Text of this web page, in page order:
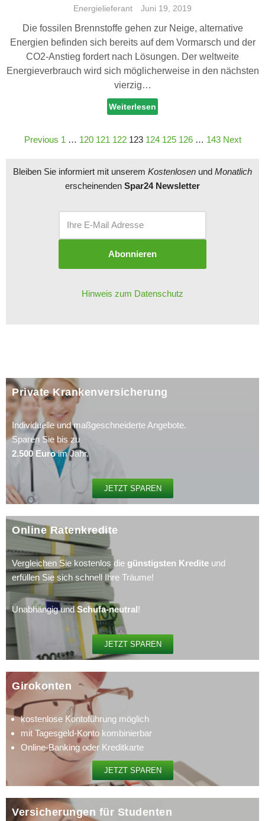
Energielieferant Juni 19, 2019
Die fossilen Brennstoffe gehen zur Neige, alternative
Energien befinden sich bereits auf dem Vormarsch und der
CO2-Anstieg fordert nach Lösungen. Der weltweite
Energieverbrauch wird sich möglicherweise in den nächsten
vierzig…
Weiterlesen
Previous 1 … 120 121 122 123 124 125 126 … 143 Next
Bleiben Sie informiert mit unserem Kostenlosen und Monatlich
erscheinenden Spar24 Newsletter
Hinweis zum Datenschutz
Private Krankenversicherung​
Individuelle und maßgeschneiderte Angebote.
Sparen Sie bis zu
2.500 Euroim Jahr.
JETZT SPAREN
Online Ratenkredite​
Vergleichen Sie kostenlos die günstigsten Kredite und
erfüllen Sie sich schnell Ihre Träume!
Unabhängig undSchufa-neutral!
JETZT SPAREN
Girokonten​
kostenlose Kontoführung möglich
mit Tagesgeld-Konto kombinierbar
Online-Banking oder Kreditkarte
JETZT SPAREN
Versicherungen für Studenten